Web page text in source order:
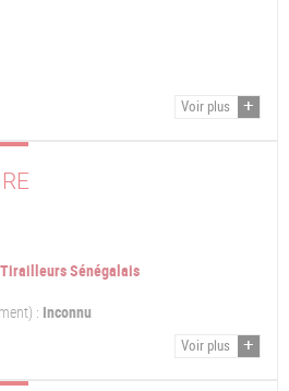
Voir plus
Sénégalais
: Inconnu
Voir plus